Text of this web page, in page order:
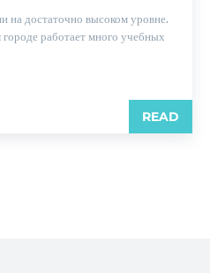
на достаточно высоком уровне.
работает много учебных
READ